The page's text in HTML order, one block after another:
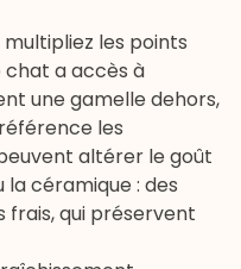
les points
chat a accès à
une gamelle dehors,
les
altérer le goût
la céramique : des
qui préservent